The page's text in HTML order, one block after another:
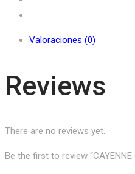
Valoraciones (0)
Reviews
There are no reviews yet.
Be the first to review “CAYENNE